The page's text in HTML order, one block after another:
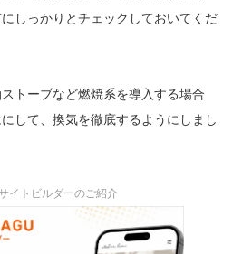
しっかりとチェックしておいてくだ
トーブなど燃焼系を導入する場合
して、換気を徹底するようにしまし
イトビルダーのご紹介